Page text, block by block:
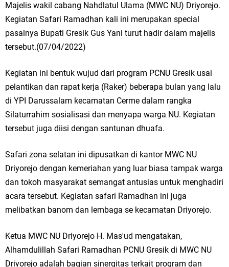
Optik Merlin Donasikan Rp10,36 Juta, Perkuat Keberlanjutan Program
JKNN
yang Terus Istiqomah
Ketua DPD Golkar Gresik Wongso Negoro Sambut Tahun Baru Islam
1448 H dengan Doa Kedamaian
Selamat Tahun Baru Islam 1 Muharram 1448 H: Pesan Hijrah Drs. H.
Husnul Aqib, M.M. untuk Negeri
Menuju Indonesia Emas 2045
Majelis wakil cabang Nahdlatul Ulama (MWC NU) Driyorejo.
Kegiatan Safari Ramadhan kali ini merupakan special
pasalnya Bupati Gresik Gus Yani turut hadir dalam majelis
tersebut.(07/04/2022)
Kegiatan ini bentuk wujud dari program PCNU Gresik usai
pelantikan dan rapat kerja (Raker) beberapa bulan yang lalu
di YPI Darussalam kecamatan Cerme dalam rangka
Silaturrahim sosialisasi dan menyapa warga NU. Kegiatan
tersebut juga diisi dengan santunan dhuafa.
Safari zona selatan ini dipusatkan di kantor MWC NU
Driyorejo dengan kemeriahan yang luar biasa tampak warga
dan tokoh masyarakat semangat antusias untuk menghadiri
acara tersebut. Kegiatan safari Ramadhan ini juga
melibatkan banom dan lembaga se kecamatan Driyorejo.
Ketua MWC NU Driyorejo H. Mas'ud mengatakan,
Alhamdulillah Safari Ramadhan PCNU Gresik di MWC NU
Driyorejo adalah bagian sinergitas terkait program dan